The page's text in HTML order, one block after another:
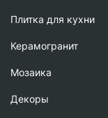
Плитка для кухни
Керамогранит
Мозаика
Декоры